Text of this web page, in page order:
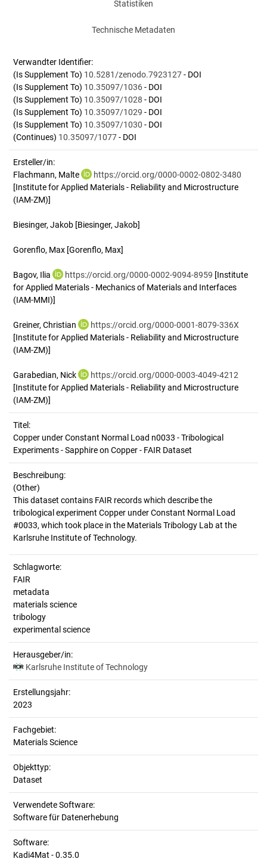
Statistiken
Technische Metadaten
Verwandter Identifier:
(Is Supplement To) 10.5281/zenodo.7923127- DOI
(Is Supplement To) 10.35097/1036- DOI
(Is Supplement To) 10.35097/1028 - DOI
(Is Supplement To) 10.35097/1029 - DOI
(Is Supplement To) 10.35097/1030 - DOI
(Continues) 10.35097/1077- DOI
Ersteller/in:
Flachmann, Malte
https://orcid.org/0000-0002-0802-3480
[Institute for Applied Materials - Reliability and Microstructure
(IAM-ZM)]
Biesinger, Jakob [Biesinger, Jakob]
Gorenflo, Max [Gorenflo, Max]
Bagov, Ilia https://orcid.org/0000-0002-9094-8959 [Institute
for Applied Materials - Mechanics of Materials and Interfaces
(IAM-MMI)]
Greiner, Christian
https://orcid.org/0000-0001-8079-336X
[Institute for Applied Materials - Reliability and Microstructure
(IAM-ZM)]
Garabedian, Nick
https://orcid.org/0000-0003-4049-4212
[Institute for Applied Materials - Reliability and Microstructure
(IAM-ZM)]
Titel:
Copper under Constant Normal Load n0033 - Tribological
Experiments - Sapphire on Copper - FAIR Dataset
Beschreibung:
(Other)
This dataset contains FAIR records which describe the
tribological experiment Copper under Constant Normal Load
#0033, which took place in the Materials Tribology Lab at the
Schlagworte:
FAIR
metadata
materials science
tribology
experimental science
Herausgeber/in:
Karlsruhe Institute of Technology
Erstellungsjahr:
2023
Fachgebiet:
Materials Science
Objekttyp:
Dataset
Verwendete Software:
Software für Datenerhebung
Software:
Kadi4Mat - 0.35.0